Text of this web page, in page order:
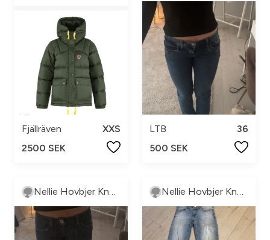
Fjällräven
XXS
2500 SEK
LTB
36
500 SEK
Nellie Hovbjer Knutsson Nellie Hovbjer Knutsson